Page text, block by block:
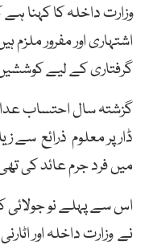
وزارت داخلہ کا کہنا
اشتہاری اور مفرور ملزم
گرفتاری کے لیے
گزشتہ سال احتساب
ڈار پر معلوم ذرائع سے
میں فرد جرم عائد کی
اس سے پہلے نو
نے وزارت داخلہ اور